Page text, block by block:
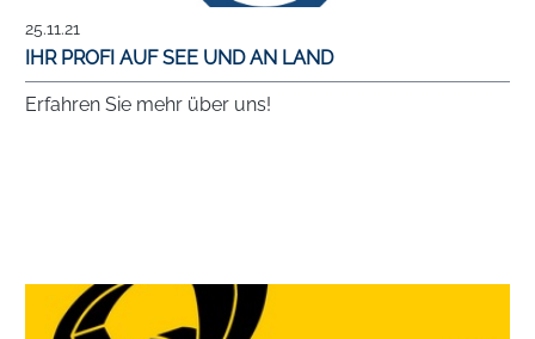
25.11.21
IHR PROFI AUF SEE UND AN LAND
Erfahren Sie mehr über uns!